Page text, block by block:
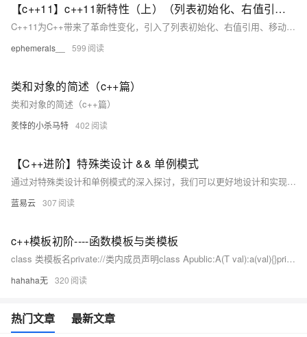
【c++11】c++11新特性（上）（列表初始化、右值引用和移动语义、类的新默认成员函数、lambda表达式）
C++11为C++带来了革命性变化，引入了列表初始化、右值引用、移动语义、类的新默认成员函数和lambda表达式等特性。列表初始化统一了对象初始化方式，initializer_list简化了容器多元素初始化；右值引用和移动语义优化了资源管理，减少拷贝开销；类新增移动构造和移动赋值函数提升性能；lambda表达式提供匿名函数对象，增强代码简洁性和灵活性。这些特性共同推动了现代C++编程的发展，提升了开发效率与程序性能。
ephemerals__ 599
类和对象的简述（c++篇）
类和对象的简述（c++篇）
羑悻的小杀马特 402
【C++进阶】特殊类设计 && 单例模式
通过对特殊类设计和单例模式的深入探讨，我们可以更好地设计和实现复杂的C++程序。特殊类设计提高了代码的安全性和可维护性，而单例模式则确保类的唯一实例性和全局访问性。理解并掌握这些高级设计技巧，对于提升C++编程水平至关重要。
蓝易云 307
c++模板初阶----函数模板与类模板
class 类模板名private://类内成员声明class Apublic:A(T val):a(val){}private:T a;return 0;运行结果：注意：类模板中的成员函数若是放在类外定义时，需要加模板参数列表。return 0;
hahaha无 320
热门文章 最新文章